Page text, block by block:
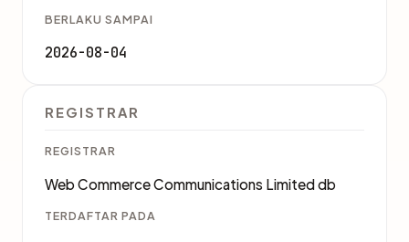
BERLAKU SAMPAI
2026-08-04
REGISTRAR
REGISTRAR
Web Commerce Communications Limited db
TERDAFTAR PADA